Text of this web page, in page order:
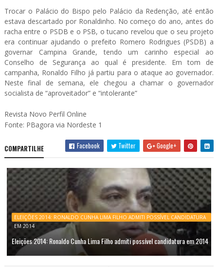
Trocar o Palácio do Bispo pelo Palácio da Redenção, até então
estava descartado por Ronaldinho. No começo do ano, antes do
racha entre o PSDB e o PSB, o tucano revelou que o seu projeto
era continuar ajudando o prefeito Romero Rodrigues (PSDB) a
governar Campina Grande, tendo um carinho especial ao
Conselho de Segurança ao qual é presidente. Em tom de
campanha, Ronaldo Filho já partiu para o ataque ao governador.
Neste final de semana, ele chegou a chamar o governador
socialista de “aproveitador” e “intolerante”
Revista Novo Perfil Online
Fonte: PBagora via Nordeste 1
COMPARTILHE Facebook Twitter Google+
ELEIÇÕES 2014: RONALDO CUNHA LIMA FILHO ADMITI POSSÍVEL CANDIDATURA
EM 2014
Eleições 2014: Ronaldo Cunha Lima Filho admiti possível candidatura em 2014